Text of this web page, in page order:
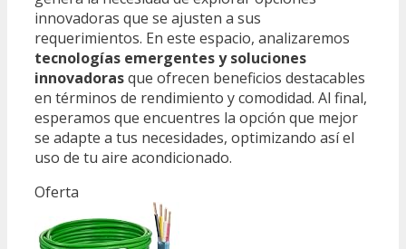
innovadoras que se ajusten a sus
requerimientos. En este espacio, analizaremos
tecnologías emergentes y soluciones
innovadorasque ofrecen beneficios destacables
en términos de rendimiento y comodidad. Al final,
esperamos que encuentres la opción que mejor
se adapte a tus necesidades, optimizando así el
uso de tu aire acondicionado.
Oferta